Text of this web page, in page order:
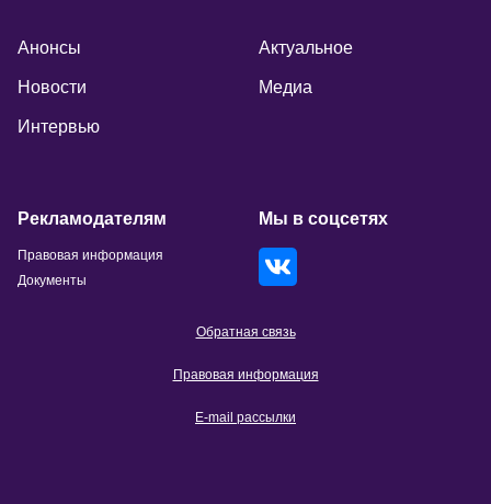
Анонсы
Новости
Интервью
Актуальное
Медиа
Обратная связь
Правовая информация
E-mail рассылки
Рекламодателям
Правовая информация
Документы
Мы в соцсетях